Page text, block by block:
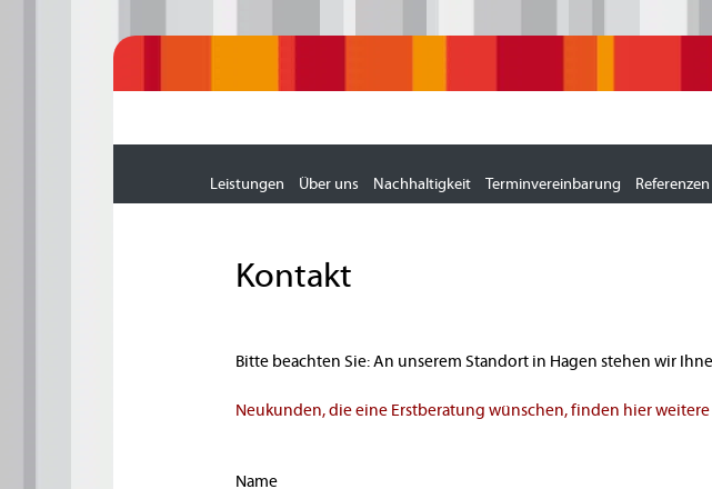
Leistungen Über uns Nachhaltigkeit Terminvereinbarung Referenzen
Kontakt
Bitte beachten Sie: An unserem Standort in Hagen stehen wir
Neukunden, die eine Erstberatung wünschen, finden hier
Name